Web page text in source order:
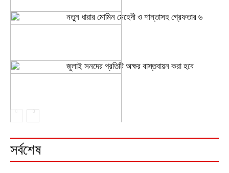
নতুন ধারার মোমিন মেহেদী ও শান্তাসহ গ্রেফতার ৬
জুলাই সনদের প্রতিটি অক্ষর বাস্তবায়ন করা হবে
সর্বশেষ